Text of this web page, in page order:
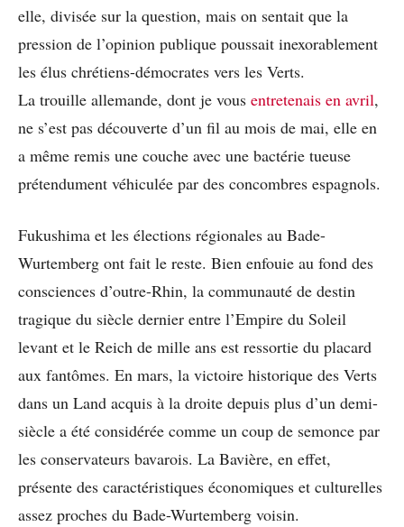
elle, divisée sur la question, mais on sentait que la
pression de l’opinion publique poussait inexorablement
les élus chrétiens-démocrates vers les Verts.
La trouille allemande, dont je vous entretenais en avril,
ne s’est pas découverte d’un fil au mois de mai, elle en
a même remis une couche avec une bactérie tueuse
prétendument véhiculée par des concombres espagnols.
Fukushima et les élections régionales au Bade-
Wurtemberg ont fait le reste. Bien enfouie au fond des
consciences d’outre-Rhin, la communauté de destin
tragique du siècle dernier entre l’Empire du Soleil
levant et le Reich de mille ans est ressortie du placard
aux fantômes. En mars, la victoire historique des Verts
dans un Land acquis à la droite depuis plus d’un demi-
siècle a été considérée comme un coup de semonce par
les conservateurs bavarois. La Bavière, en effet,
présente des caractéristiques économiques et culturelles
assez proches du Bade-Wurtemberg voisin.